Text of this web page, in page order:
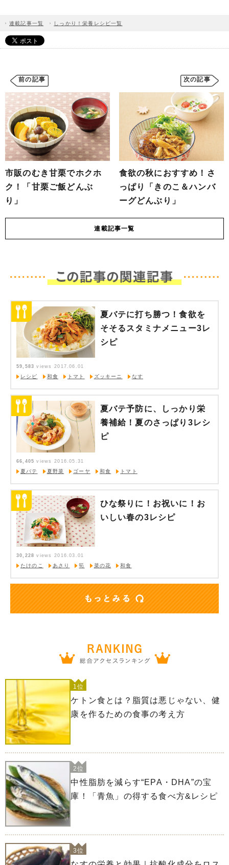
連載記事一覧 しっかり！栄養レシピ一覧
前の記事
市販のむき甘栗でホクホ
ク！「甘栗ご飯どんぶ
り」
次の記事
食欲の秋におすすめ！さ
っぱり「きのこ＆ハンバ
ーグどんぶり」
連載記事一覧
夏バテに打ち勝つ！食欲を
そそるスタミナメニュー3レ
シピ
59,583 views
2017.06.01
レシピ
和食 トマト ズッキーニ なす
夏バテ予防に、しっかり栄
養補給！夏のさっぱり3レシ
ピ
66,405 views
2016.05.31
夏バテ
夏野菜 ゴーヤ 和食 トマト
ひな祭りに！お祝いに！お
いしい春の3レシピ
30,228 views
2016.03.01
たけのこ
あさり 筍 菜の花 和食
1位
ケトン食とは？脂質は悪じゃない、健
康を作るための食事の考え方
2位
中性脂肪を減らす“EPA・DHA”の宝
庫！「青魚」の得する食べ方&レシピ
3位